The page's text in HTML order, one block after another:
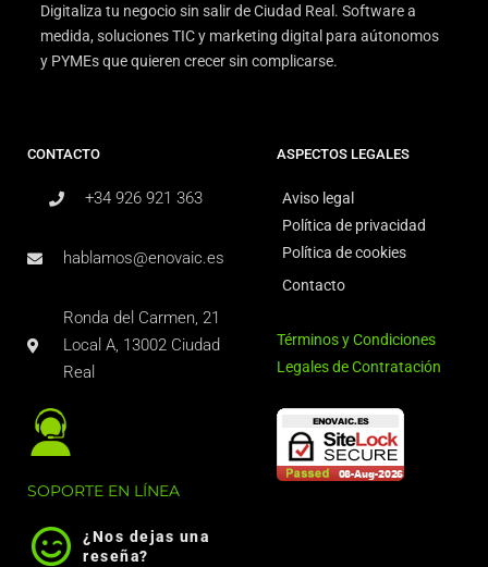
Digitaliza tu negocio sin salir de Ciudad Real. Software a
medida, soluciones TIC y marketing digital para aútonomos
y PYMEs que quieren crecer sin complicarse.
CONTACTO
+34 926 921 363
hablamos@enovaic.es
Ronda del Carmen, 21
Local A, 13002 Ciudad
Real
SOPORTE EN LÍNEA
¿Nos dejas una
reseña?
ASPECTOS LEGALES
Aviso legal
Política de privacidad
Política de cookies
Contacto
Términos y Condiciones
Legales de Contratación